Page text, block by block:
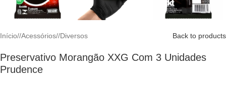
Início/ Acessórios/ Diversos Back to products
Preservativo Morangão XXG Com 3 Unidades
Prudence